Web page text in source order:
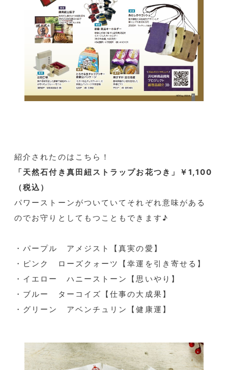
紹介されたのはこちら！
「天然石付き真田紐ストラップお花つき」￥1,100
（税込）
パワーストーンがついていてそれぞれ意味がある
のでお守りとしてもつこともできます♪
・パープル アメジスト【真実の愛】
・ピンク ローズクォーツ【幸運を引き寄せる】
・イエロー ハニーストーン【思いやり】
・ブルー ターコイズ【仕事の大成果】
・グリーン アベンチュリン【健康運】